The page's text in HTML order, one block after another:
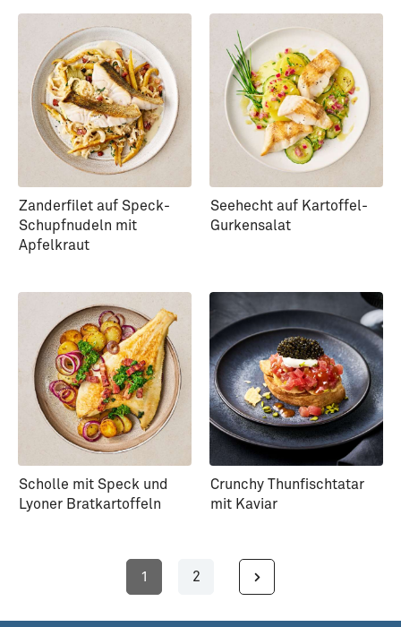
Zanderfilet auf Speck-
Schupfnudeln mit
Apfelkraut
Seehecht auf Kartoffel-
Gurkensalat
Scholle mit Speck und
Lyoner Bratkartoffeln
Crunchy Thunfischtatar
mit Kaviar
Seite
1
2